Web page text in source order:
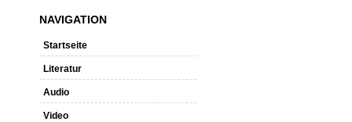
NAVIGATION
Startseite
Literatur
Audio
Video